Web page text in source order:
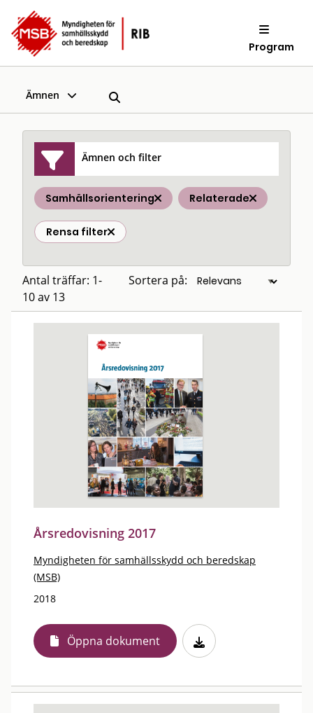
Program
Ämnen
Ämnen och filter
Samhällsorientering Relaterade
Rensa filter
Antal träffar: 1-
10 av 13
Sortera på:
Årsredovisning 2017
Myndigheten för samhällsskydd och beredskap
(MSB)
2018
Öppna dokument